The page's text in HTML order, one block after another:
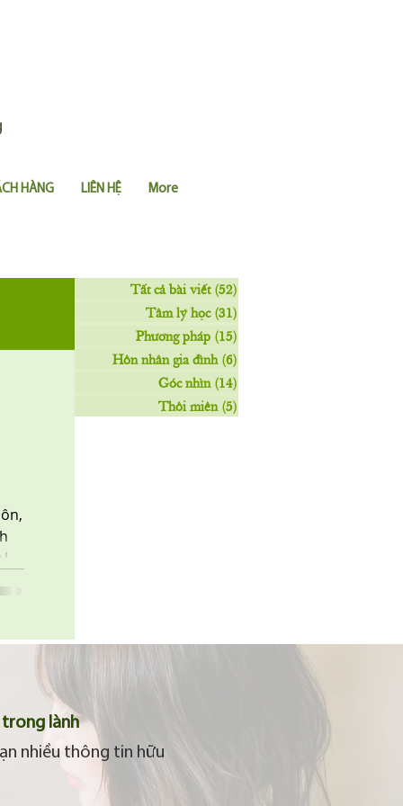
HÀNG LIÊN HỆ More
Tất cả bài viết (52)
Tâm lý học (31)
Phương pháp (15)
Hôn nhân gia đình (6)
Góc nhìn (14)
Thôi miên (5)
lành
nhiều thông tin hữu